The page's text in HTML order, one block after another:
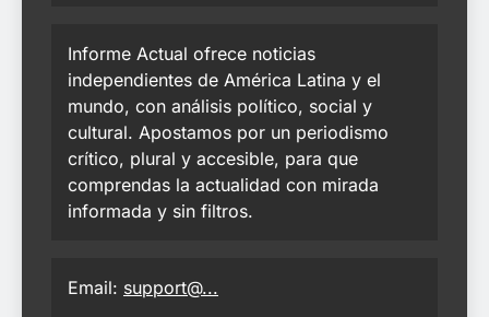
Informe Actual ofrece noticias
independientes de América Latina y el
mundo, con análisis político, social y
cultural. Apostamos por un periodismo
crítico, plural y accesible, para que
comprendas la actualidad con mirada
informada y sin filtros.
Email: support@...